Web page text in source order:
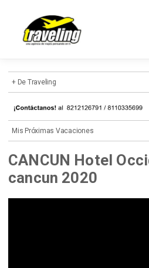
+ de Traveling
mis próximas vacaciones
CANCUN Hotel
cancun 2020